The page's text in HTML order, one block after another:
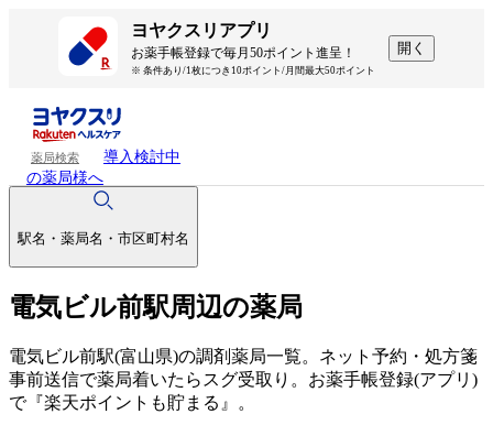
ヨヤクスリアプリ
お薬手帳登録で毎月50ポイント進呈！
※ 条件あり/1枚につき10ポイント/月間最大50ポイント
開く
薬局検索
導入検討中
の薬局様へ
駅名・薬局名・市区町村名
電気ビル前駅周辺の薬局
電気ビル前駅(富山県)の調剤薬局一覧。ネット予約・処方箋
事前送信で薬局着いたらスグ受取り。お薬手帳登録(アプリ)
で『楽天ポイントも貯まる』。